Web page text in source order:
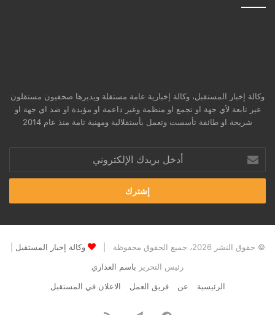
وكالة إخبار المستقبل، وكالة إخبارية عامة مستقلة ويديرها صحفيون مستقلون
غير تابعة لأي جهة او تجمع او منظمة وغير داعمة او مؤيدة او ضد اي جهة او
شريحة او طائفة تأسست وتعمل بأستقلالية ومهنية تامة منذ عام 2014
بريدك
الإلكتروني
© حقوق النشر 2026، جميع الحقوق محفوظة | وكالة إخبار المستقبل
رئيس التحرير باسم العذاري
الرئيسية
عن فريق العمل الاعلان في المستقبل